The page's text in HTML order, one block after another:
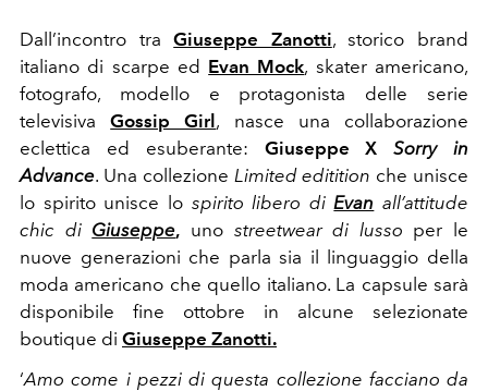
Dall’incontro traGiuseppe Zanotti, storico brand
italiano di scarpe ed Evan Mock, skater americano,
fotografo, modello e protagonista delle serie
televisivaGossip Girl, nasce una collaborazione
eclettica ed esuberante: Giuseppe XSorry in
Advance. Una collezione Limited editition che unisce
lo spirito unisce lo spirito libero diEvan all’attitude
chic di Giuseppe, uno streetwear di lusso per le
nuove generazioni che parla sia il linguaggio della
moda americano che quello italiano. La capsule sarà
disponibile fine ottobre in alcune selezionate
boutique di Giuseppe Zanotti.
‘Amo come i pezzi di questa collezione facciano da